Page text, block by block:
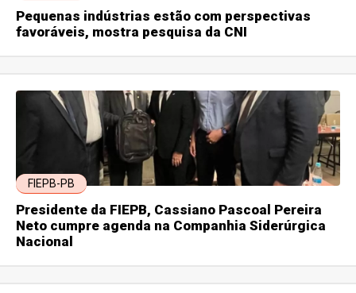
Pequenas indústrias estão com perspectivas
favoráveis, mostra pesquisa da CNI
FIEPB-PB
Presidente da FIEPB, Cassiano Pascoal Pereira
Neto cumpre agenda na Companhia Siderúrgica
Nacional